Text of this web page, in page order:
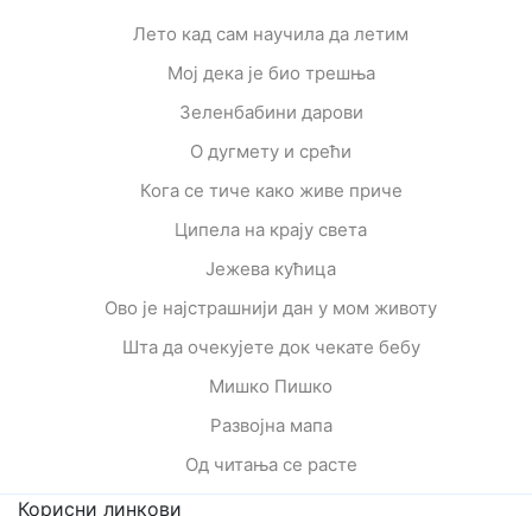
Лето кад сам научила да летим
Мој дека је био трешња
Зеленбабини дарови
О дугмету и срећи
Кога се тиче како живе приче
Ципела на крају света
Јежева кућица
Ово је најстрашнији дан у мом животу
Шта да очекујете док чекате бебу
Мишко Пишко
Развојна мапа
Од читања се расте
Корисни линкови